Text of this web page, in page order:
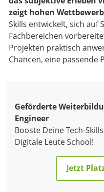
zeigt hohen
Skills entwickelt, sich auf
Fachbereichen
Projekten praktisch
Chancen, eine passende
Geförderte
Engineer
Booste Deine Tech-
Digitale Leute School!
Jetzt